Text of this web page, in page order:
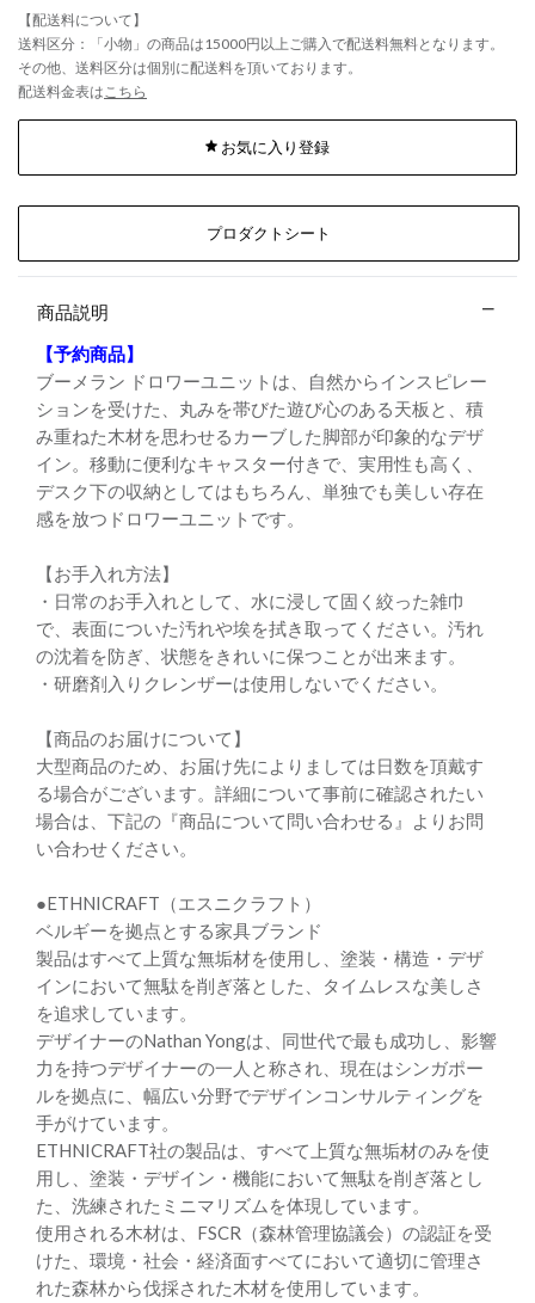
【配送料について】
送料区分：「小物」の商品は15000円以上ご購入で配送料無料となります。
その他、送料区分は個別に配送料を頂いております。
配送料金表はこちら
お気に入り登録
プロダクトシート
商品説明
【予約商品】
ブーメラン ドロワーユニットは、自然からインスピレー
ションを受けた、丸みを帯びた遊び心のある天板と、積
み重ねた木材を思わせるカーブした脚部が印象的なデザ
イン。移動に便利なキャスター付きで、実用性も高く、
デスク下の収納としてはもちろん、単独でも美しい存在
感を放つドロワーユニットです。
【お手入れ方法】
・日常のお手入れとして、水に浸して固く絞った雑巾
で、表面についた汚れや埃を拭き取ってください。汚れ
の沈着を防ぎ、状態をきれいに保つことが出来ます。
・研磨剤入りクレンザーは使用しないでください。
【商品のお届けについて】
大型商品のため、お届け先によりましては日数を頂戴す
る場合がございます。詳細について事前に確認されたい
場合は、下記の『商品について問い合わせる』よりお問
い合わせください。
●ETHNICRAFT（エスニクラフト）
ベルギーを拠点とする家具ブランド
製品はすべて上質な無垢材を使用し、塗装・構造・デザ
インにおいて無駄を削ぎ落とした、タイムレスな美しさ
を追求しています。
デザイナーのNathan Yongは、同世代で最も成功し、影響
力を持つデザイナーの一人と称され、現在はシンガポー
ルを拠点に、幅広い分野でデザインコンサルティングを
手がけています。
ETHNICRAFT社の製品は、すべて上質な無垢材のみを使
用し、塗装・デザイン・機能において無駄を削ぎ落とし
た、洗練されたミニマリズムを体現しています。
使用される木材は、FSCR（森林管理協議会）の認証を受
けた、環境・社会・経済面すべてにおいて適切に管理さ
れた森林から伐採された木材を使用しています。